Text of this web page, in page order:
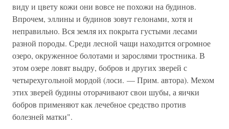
виду и цвету кожи они вовсе не похожи на будинов.
Впрочем, эллины и будинов зовут гелонами, хотя и
неправильно. Вся земля их покрыта густыми лесами
разной породы. Среди лесной чащи находится огромное
озеро, окруженное болотами и зарослями тростника. В
этом озере ловят выдру, бобров и других зверей с
четырехугольной мордой (лоси. — Прим. автора). Мехом
этих зверей будины оторачивают свои шубы, а яички
бобров применяют как лечебное средство против
болезней матки".